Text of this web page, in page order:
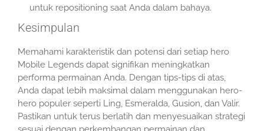
untuk repositioning saat Anda dalam bahaya.
Kesimpulan
Memahami karakteristik dan potensi dari setiap hero
Mobile Legends dapat signifikan meningkatkan
performa permainan Anda. Dengan tips-tips di atas,
Anda dapat lebih maksimal dalam menggunakan hero-
hero populer seperti Ling, Esmeralda, Gusion, dan Valir.
Pastikan untuk terus berlatih dan menyesuaikan strategi